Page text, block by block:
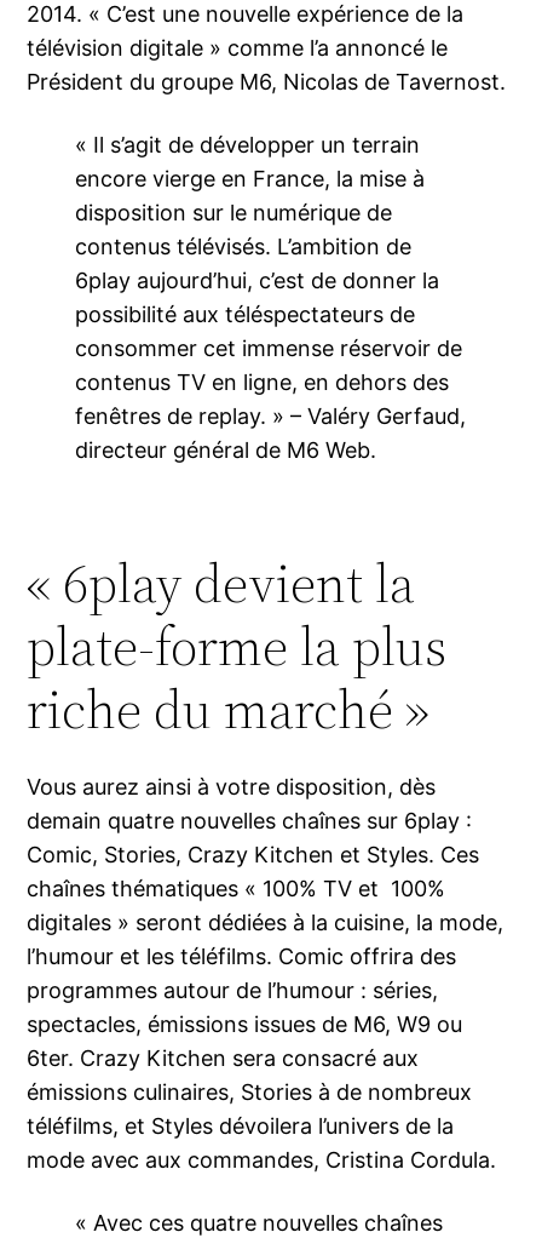
2014. « C’est une nouvelle expérience de la
télévision digitale » comme l’a annoncé le
Président du groupe M6, Nicolas de Tavernost.
« Il s’agit de développer un terrain
encore vierge en France, la mise à
disposition sur le numérique de
contenus télévisés. L’ambition de
6play aujourd’hui, c’est de donner la
possibilité aux téléspectateurs de
consommer cet immense réservoir de
contenus TV en ligne, en dehors des
fenêtres de replay. » – Valéry Gerfaud,
directeur général de M6 Web.
« 6play devient la
plate-forme la plus
riche du marché »
Vous aurez ainsi à votre disposition, dès
demain quatre nouvelles chaînes sur 6play :
Comic, Stories, Crazy Kitchen et Styles. Ces
chaînes thématiques « 100% TV et 100%
digitales » seront dédiées à la cuisine, la mode,
l’humour et les téléfilms. Comic offrira des
programmes autour de l’humour : séries,
spectacles, émissions issues de M6, W9 ou
6ter. Crazy Kitchen sera consacré aux
émissions culinaires, Stories à de nombreux
téléfilms, et Styles dévoilera l’univers de la
mode avec aux commandes, Cristina Cordula.
« Avec ces quatre nouvelles chaînes